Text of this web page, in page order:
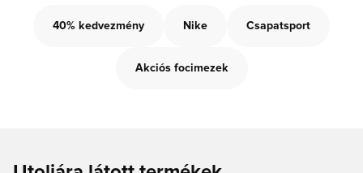
40% kedvezmény Nike Csapatsport
Akciós focimezek